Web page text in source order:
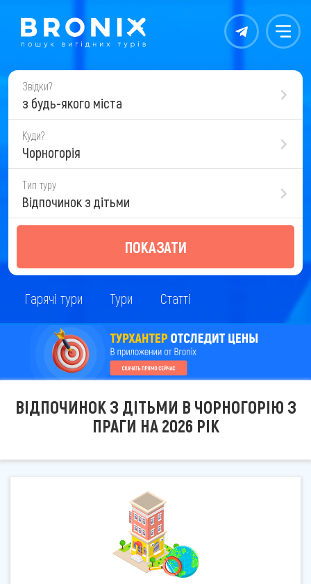
Контакты Меню
Звідки?
з будь-якого міста
Куди?
Чорногорія
Тип туру
Відпочинок з дітьми
ПОКАЗАТИ
Гарячі тури Тури Статті
ВІДПОЧИНОК З ДІТЬМИ В ЧОРНОГОРІЮ З
ПРАГИ НА 2026 РІК